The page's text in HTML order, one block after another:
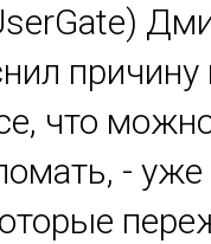
причину
что
-